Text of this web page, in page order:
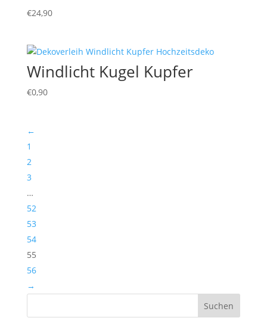
€24,90
Windlicht Kugel Kupfer
€0,90
←
1
2
3
…
52
53
54
55
56
→